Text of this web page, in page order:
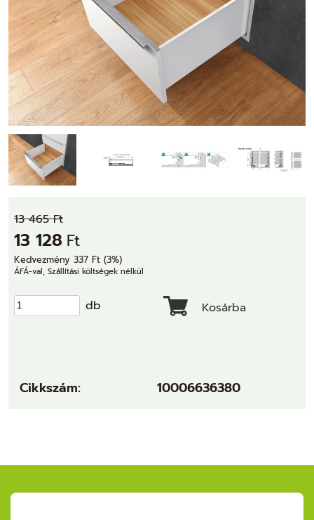
13 465 Ft
13 128 Ft
Kedvezmény 337 Ft (3%)
ÁFÁ-val, Szállítási költségek nélkül
db Kosárba
Cikkszám: 10006636380